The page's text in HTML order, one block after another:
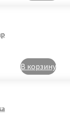
В корзину